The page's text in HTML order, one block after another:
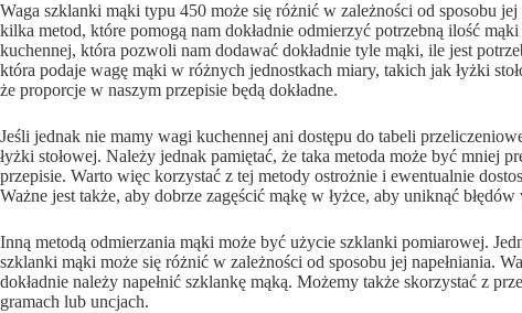
Waga szklanki mąki typu 450 może się różnić w zależności od sposobu
kilka metod, które pomogą nam dokładnie odmierzyć potrzebną ilość
kuchennej, która pozwoli nam dodawać dokładnie tyle mąki, ile jest
która podaje wagę mąki w różnych jednostkach miary, takich jak łyżki
że proporcje w naszym przepisie będą dokładne.
Jeśli jednak nie mamy wagi kuchennej ani dostępu do tabeli
łyżki stołowej. Należy jednak pamiętać, że taka metoda może być mniej
przepisie. Warto więc korzystać z tej metody ostrożnie i ewentualnie
Ważne jest także, aby dobrze zagęścić mąkę w łyżce, aby uniknąć
Inną metodą odmierzania mąki może być użycie szklanki pomiarowej.
szklanki mąki może się różnić w zależności od sposobu jej napełniania.
dokładnie należy napełnić szklankę mąką. Możemy także skorzystać z
gramach lub uncjach.